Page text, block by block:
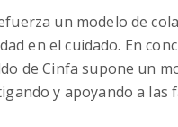
un modelo de
en el cuidado. En
de Cinfa supone un
y apoyando a las